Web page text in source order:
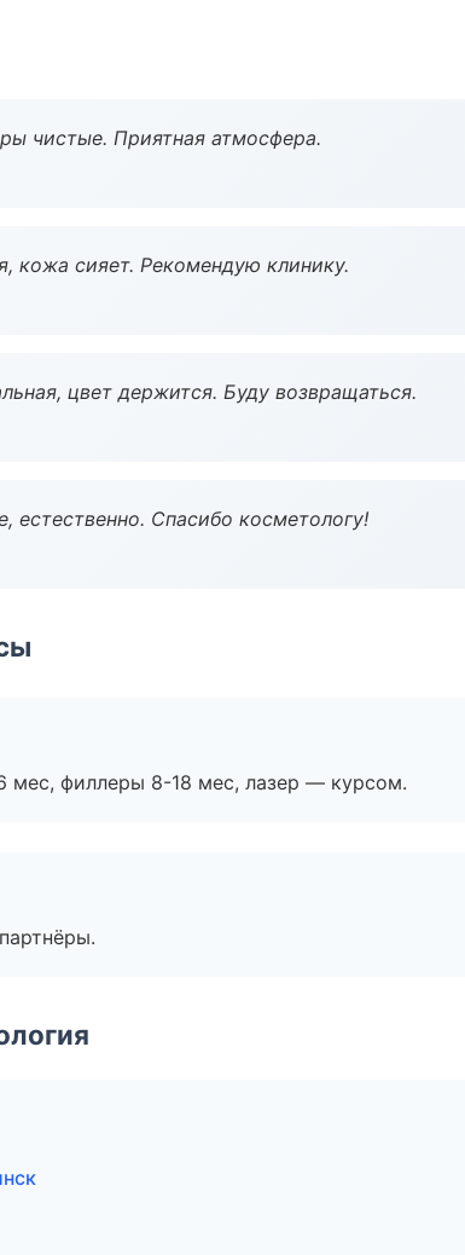
чистые. Приятная атмосфера.
кожа сияет. Рекомендую клинику.
цвет держится. Буду возвращаться.
Спасибо косметологу!
мес, филлеры 8-18 мес, лазер — курсом.